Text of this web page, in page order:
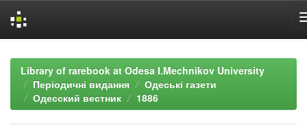
navigationLibrary of rarebook at Odesa I.Mechnikov University
Періодичні видання
Одеські газети
Одесский вестник
1886